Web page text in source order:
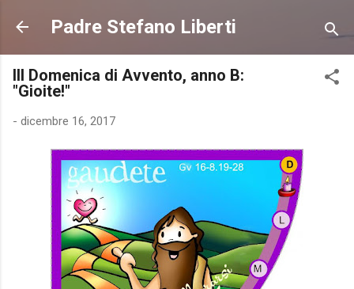
Passa ai contenuti principali
Padre Stefano Liberti
III Domenica di Avvento, anno B:
"Gioite!"
- dicembre 16, 2017